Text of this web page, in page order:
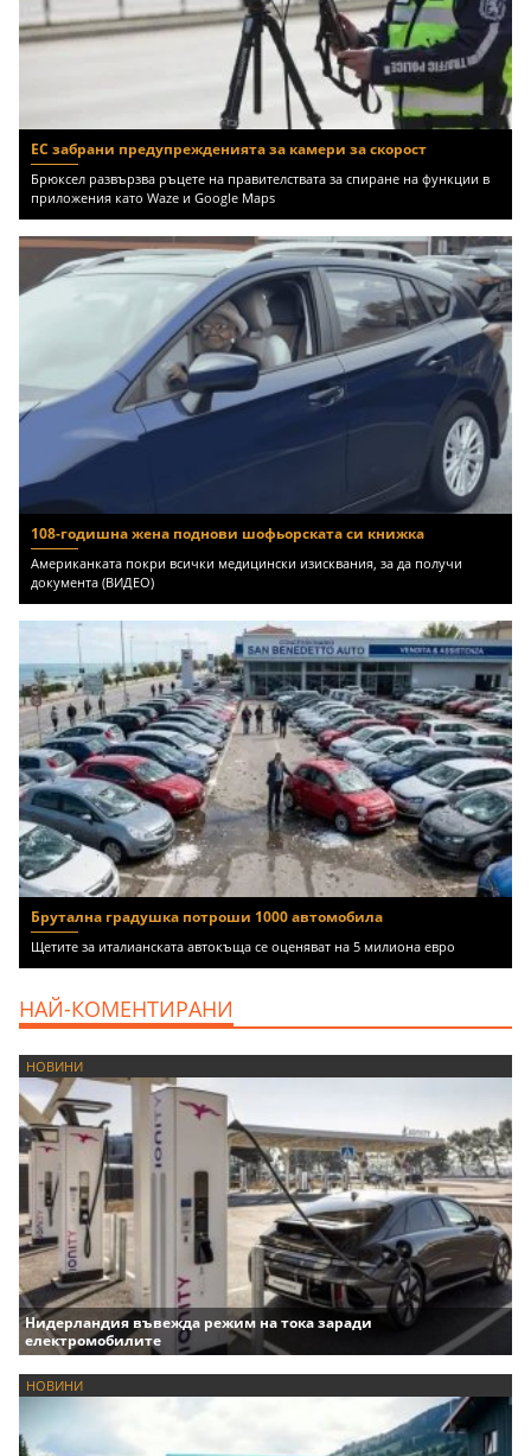
ЕС забрани предупрежденията за камери за скорост
Брюксел развързва ръцете на правителствата за спиране на функции в
приложения като Waze и Google Maps
108-годишна жена поднови шофьорската си книжка
Американката покри всички медицински изисквания, за да получи
документа (ВИДЕО)
Брутална градушка потроши 1000 автомобила
Щетите за италианската автокъща се оценяват на 5 милиона евро
НАЙ-КОМЕНТИРАНИ
НОВИНИ
Нидерландия въвежда режим на тока заради
електромобилите
НОВИНИ